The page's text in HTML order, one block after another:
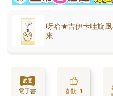
呀哈★吉伊卡哇旋風
來
電子書 喜歡+1